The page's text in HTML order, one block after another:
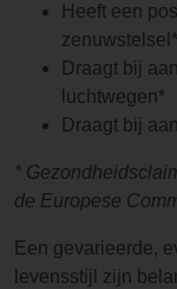
Heeft een
zenuwstelsel*
Draagt bij
luchtwegen*
Draagt bij
*
de Europese
Een gevarieerde,
levensstijl zijn